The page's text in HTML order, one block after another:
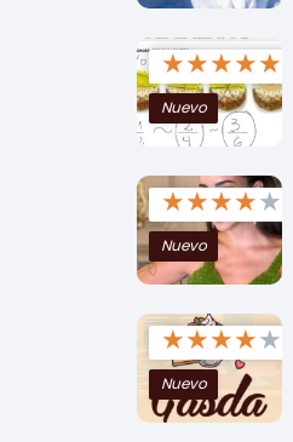
★★★★★
Nuevo
★★★★★
Nuevo
★★★★★
Nuevo